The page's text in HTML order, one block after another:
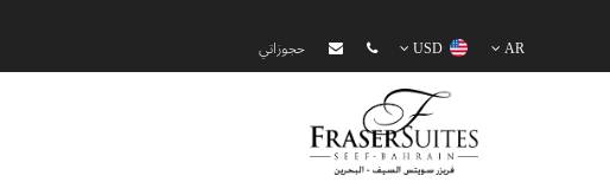
AR
USD حجوزاتي